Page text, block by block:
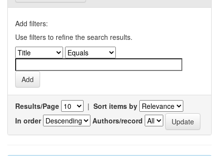
Add filters:
Use filters to refine the search results.
Results/Page | Sort items by
In order
Authors/record